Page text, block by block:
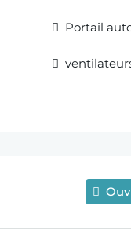
Portail